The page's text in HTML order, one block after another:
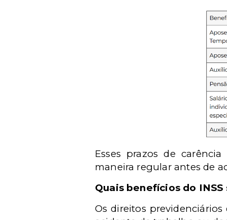
Esses prazos de
maneira regular antes de
Quais benefícios do
Os direitos